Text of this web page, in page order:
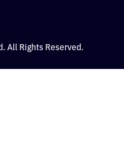
All Rights Reserved.